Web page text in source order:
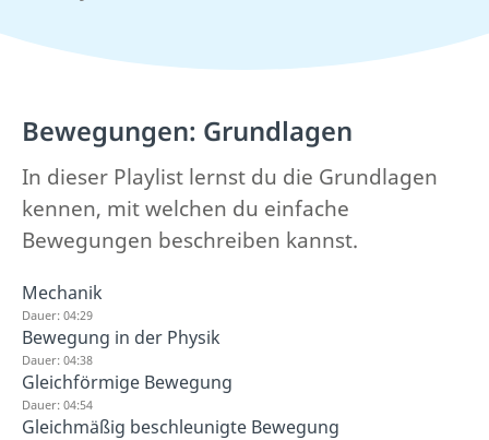
Bewegungen: Grundlagen
In dieser Playlist lernst du die Grundlagen
kennen, mit welchen du einfache
Bewegungen beschreiben kannst.
Mechanik
Dauer: 04:29
Bewegung in der Physik
Dauer: 04:38
Gleichförmige Bewegung
Dauer: 04:54
Gleichmäßig beschleunigte Bewegung